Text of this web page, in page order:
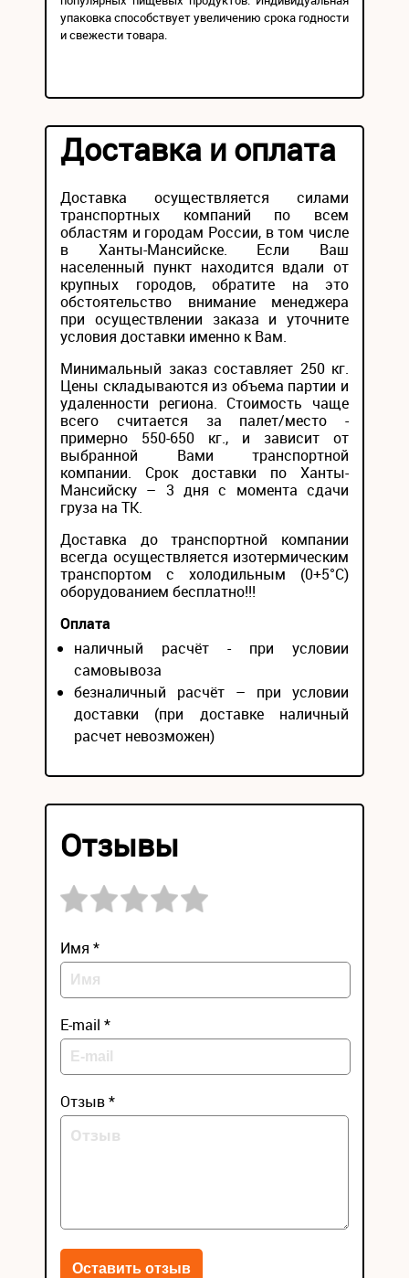
упаковка способствует увеличению срока годности
и свежести товара.
Доставка и оплата
Доставка осуществляется силами
транспортных компаний по всем
областям и городам России, в том числе
в Ханты-Мансийске. Если Ваш
населенный пункт находится вдали от
крупных городов, обратите на это
обстоятельство внимание менеджера
при осуществлении заказа и уточните
условия доставки именно к Вам.
Минимальный заказ составляет 250 кг.
Цены складываются из объема партии и
удаленности региона. Стоимость чаще
всего считается за палет/место -
примерно 550-650 кг., и зависит от
выбранной Вами транспортной
компании. Срок доставки по Ханты-
Мансийску – 3 дня с момента сдачи
груза на ТК.
Доставка до транспортной компании
всегда осуществляется изотермическим
транспортом с холодильным (0+5°С)
оборудованием бесплатно!!!
Оплата
наличный расчёт - при условии
самовывоза
безналичный расчёт – при условии
доставки (при доставке наличный
расчет невозможен)
Отзывы
Имя *
E-mail *
Отзыв *